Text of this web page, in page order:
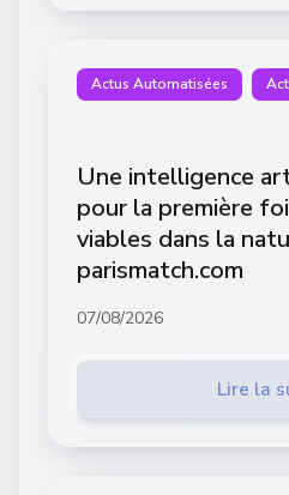
Actus Automatisées
Une intelligence
pour la première
viables dans la
parismatch.com
07/08/2026
Lire la